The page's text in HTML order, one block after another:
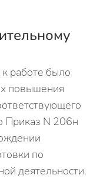
работе было
повышения
Приказ N 206н
по
деятельности.